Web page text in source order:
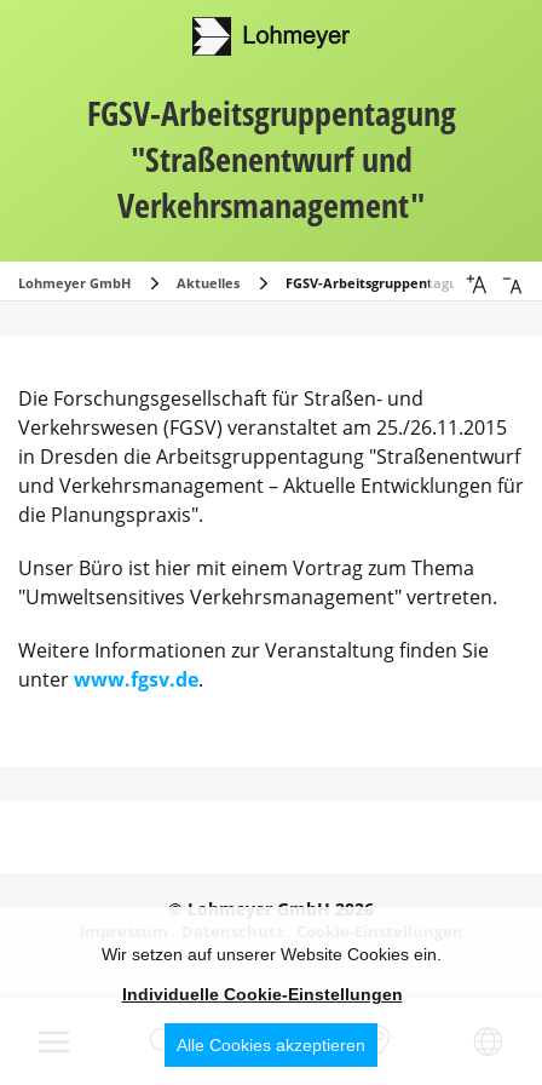
FGSV-Arbeitsgruppentagung
"Straßenentwurf und
Verkehrsmanagement"
Lohmeyer GmbH Aktuelles FGSV-Arbeitsgruppentagung
Die Forschungsgesellschaft für Straßen- und
Verkehrswesen (FGSV) veranstaltet am 25./26.11.2015
in Dresden die Arbeitsgruppentagung "Straßenentwurf
und Verkehrsmanagement – Aktuelle Entwicklungen für
die Planungspraxis".
Unser Büro ist hier mit einem Vortrag zum Thema
"Umweltsensitives Verkehrsmanagement" vertreten.
Weitere Informationen zur Veranstaltung finden Sie
unterwww.fgsv.de.
© Lohmeyer GmbH 2026
Wir setzen auf unserer Website Cookies ein.
Individuelle Cookie-Einstellungen
Alle Cookies akzeptieren